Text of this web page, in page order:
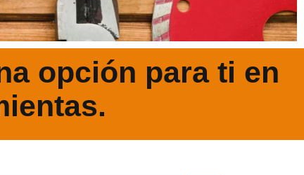
opción para ti en